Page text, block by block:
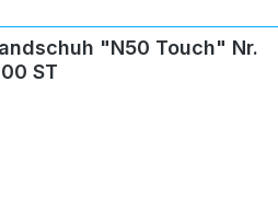
"N50 Touch" Nr.
ST